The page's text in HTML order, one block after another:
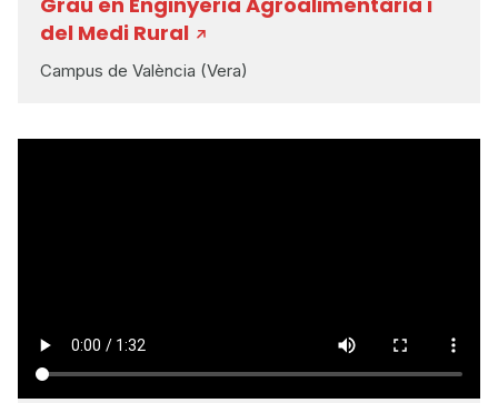
del Medi Rural
Campus de València (Vera)